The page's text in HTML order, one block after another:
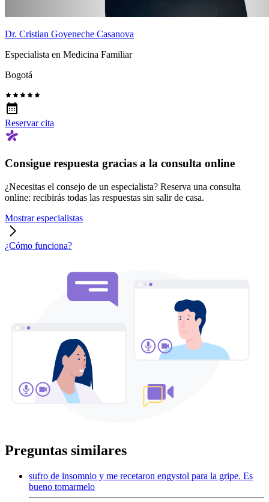
Dr. Cristian Goyeneche Casanova
Especialista en Medicina Familiar
Bogotá
Reservar cita
Consigue respuesta gracias a la consulta online
¿Necesitas el consejo de un especialista? Reserva una consulta
online: recibirás todas las respuestas sin salir de casa.
Mostrar especialistas
¿Cómo funciona?
Preguntas similares
sufro de insomnio y me recetaron engystol para la gripe. Es
bueno tomarmelo